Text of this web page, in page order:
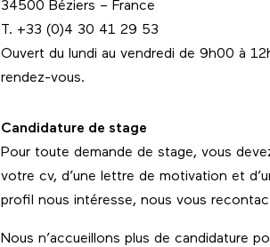
34500 Béziers – France
T. +33 (0)4 30 41 29 53
Ouvert du lundi au vendredi de 9h00 à
rendez-vous.
Candidature de stage
Pour toute demande de stage, vous
votre cv, d’une lettre de motivation et
profil nous intéresse, nous vous
Nous n’accueillons plus de candidature